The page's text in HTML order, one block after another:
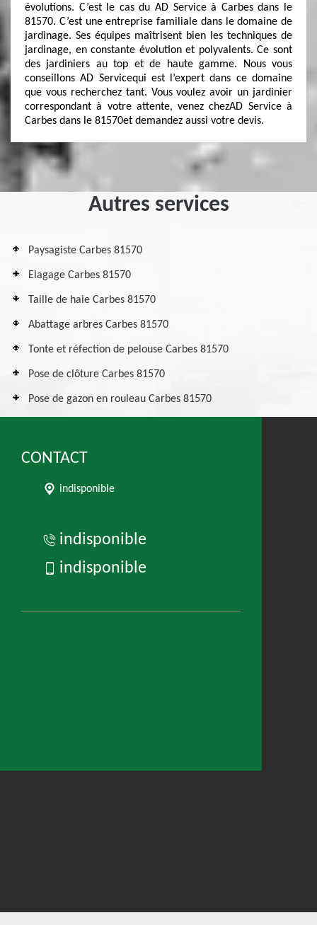
évolutions. C’est le cas du AD Service à Carbes dans le
81570. C’est une entreprise familiale dans le domaine de
jardinage. Ses équipes maîtrisent bien les techniques de
jardinage, en constante évolution et polyvalents. Ce sont
des jardiniers au top et de haute gamme. Nous vous
conseillons AD Servicequi est l’expert dans ce domaine
que vous recherchez tant. Vous voulez avoir un jardinier
correspondant à votre attente, venez chezAD Service à
Carbes dans le 81570et demandez aussi votre devis.
Autres services
Paysagiste Carbes 81570
Elagage Carbes 81570
Taille de haie Carbes 81570
Abattage arbres Carbes 81570
Tonte et réfection de pelouse Carbes 81570
Pose de clôture Carbes 81570
Pose de gazon en rouleau Carbes 81570
CONTACT
indisponible
indisponible
indisponible